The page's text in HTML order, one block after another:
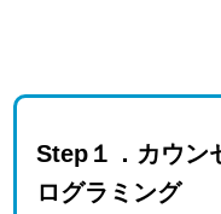
Step１．カウン
ログラミング